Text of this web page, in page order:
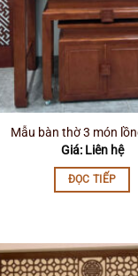
Mẫu bàn thờ 3 món
Giá: Liên hệ
ĐỌC TIẾP